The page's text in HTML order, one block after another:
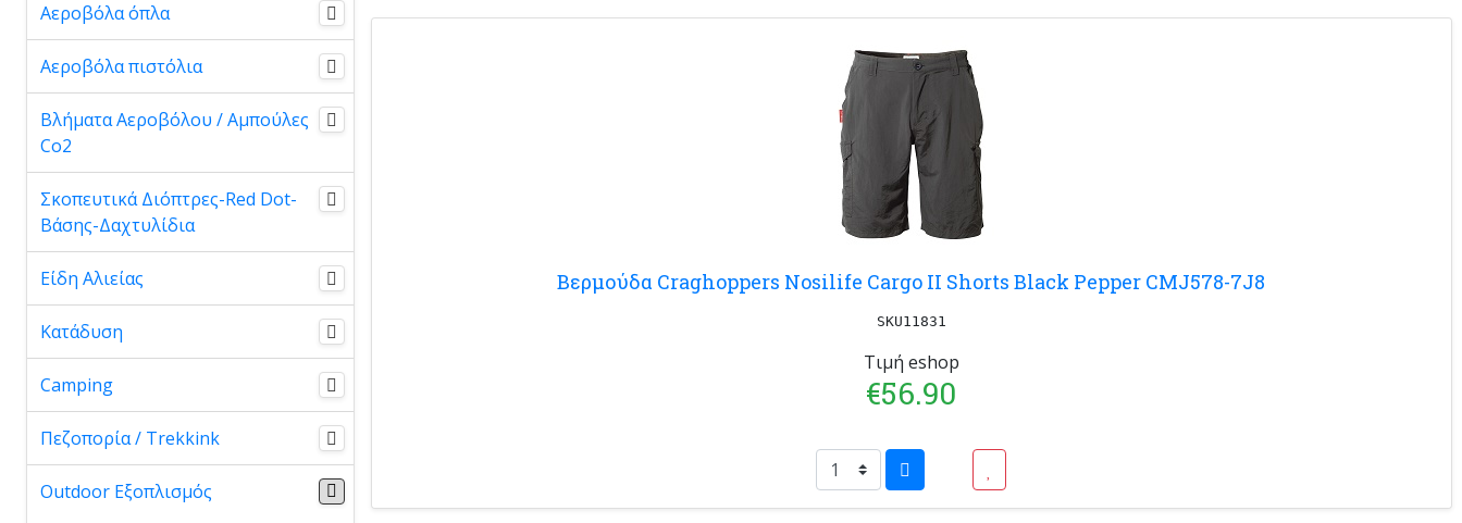
Βερμούδα Craghoppers Nosilife Cargo II Shorts Black Pepper CMJ578-7J8
SKU11831
Τιμή eshop
€56.90
Αεροβόλα όπλα
Αεροβόλα πιστόλια
Βλήματα Αεροβόλου / Αμπούλες
Co2
Σκοπευτικά Διόπτρες-Red Dot-
Βάσης-Δαχτυλίδια
Είδη Αλιείας
Κατάδυση
Camping
Πεζοπορία / Trekkink
Outdoor Εξοπλισμός